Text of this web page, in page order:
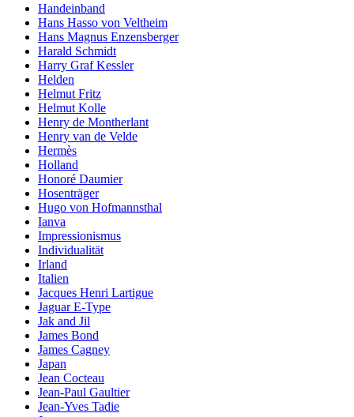
Handeinband
Hans Hasso von Veltheim
Hans Magnus Enzensberger
Harald Schmidt
Harry Graf Kessler
Helden
Helmut Fritz
Helmut Kolle
Henry de Montherlant
Henry van de Velde
Hermès
Holland
Honoré Daumier
Hosenträger
Hugo von Hofmannsthal
Ianva
Impressionismus
Individualität
Irland
Italien
Jacques Henri Lartigue
Jaguar E-Type
Jak and Jil
James Bond
James Cagney
Japan
Jean Cocteau
Jean-Paul Gaultier
Jean-Yves Tadie